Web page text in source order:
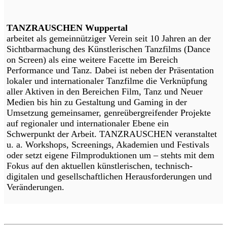
TANZRAUSCHEN Wuppertal
arbeitet als gemeinnütziger Verein seit 10 Jahren an der
Sichtbarmachung des Künstlerischen Tanzfilms (Dance
on Screen) als eine weitere Facette im Bereich
Performance und Tanz. Dabei ist neben der Präsentation
lokaler und internationaler Tanzfilme die Verknüpfung
aller Aktiven in den Bereichen Film, Tanz und Neuer
Medien bis hin zu Gestaltung und Gaming in der
Umsetzung gemeinsamer, genreübergreifender Projekte
auf regionaler und internationaler Ebene ein
Schwerpunkt der Arbeit. TANZRAUSCHEN veranstaltet
u. a. Workshops, Screenings, Akademien und Festivals
oder setzt eigene Filmproduktionen um – stehts mit dem
Fokus auf den aktuellen künstlerischen, technisch-
digitalen und gesellschaftlichen Herausforderungen und
Veränderungen.